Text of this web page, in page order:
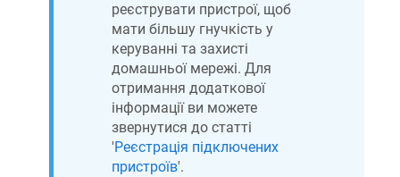
реєструвати пристрої, щоб
мати більшу гнучкість у
керуванні та захисті
домашньої мережі. Для
отримання додаткової
інформації ви можете
звернутися до статті
'Реєстрація підключених
пристроїв'.